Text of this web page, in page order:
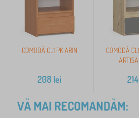
COMODĂ CL1 PK ARIN
208lei
COMODĂ
214
VĂ MAI RECOMANDĂM: